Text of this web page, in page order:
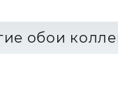
обои